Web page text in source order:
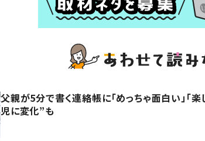
父親が5分で書く連絡帳に「めっちゃ面白い」
児に変化”も